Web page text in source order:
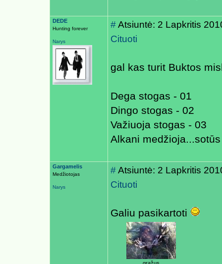
DEDE
Hunting forever
Narys
#Atsiuntė: 2 Lapkritis
Cituoti
gal kas turit Buktos
Dega stogas - 01
Dingo stogas - 02
Važiuoja stogas - 03
Alkani
Gargamelis
Medžiotojas
Narys
#Atsiuntė: 2 Lapkritis
Cituoti
Galiu pasikartoti